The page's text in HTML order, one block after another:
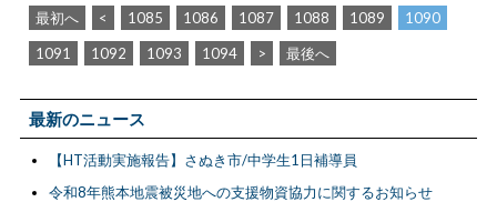
最初へ < 1085 1086 1087 1088 1089
1090
1091
1092 1093 1094 > 最後へ
最新のニュース
【HT活動実施報告】さぬき市/中学生1日補導員
令和8年熊本地震被災地への支援物資協力に関するお知らせ